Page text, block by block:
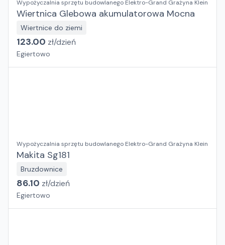
Wypożyczalnia sprzętu budowlanego Elektro-Grand Grażyna Klein
Wiertnica Glebowa akumulatorowa Mocna
Wiertnice do ziemi
123.00 zł/dzień
Egiertowo
Wypożyczalnia sprzętu budowlanego Elektro-Grand Grażyna Klein
Makita Sg181
Bruzdownice
86.10 zł/dzień
Egiertowo